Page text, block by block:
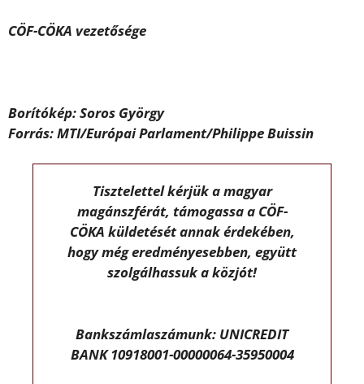
CÖF-CÖKA vezetősége
Borítókép: Soros György
Forrás: MTI/Európai Parlament/Philippe Buissin
Tisztelettel kérjük a magyar
magánszférát, támogassa a CÖF-
CÖKA küldetését annak érdekében,
hogy még eredményesebben, együtt
szolgálhassuk a közjót!
Bankszámlaszámunk: UNICREDIT
BANK 10918001-00000064-35950004